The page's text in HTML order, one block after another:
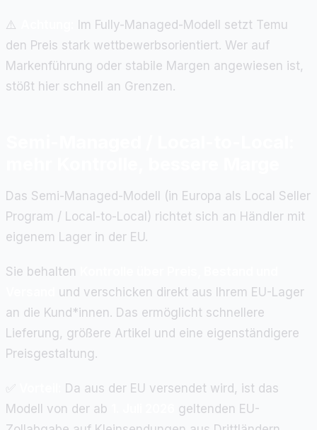
⚠️
Im Fully-Managed-Modell setzt Temu
den Preis stark wettbewerbsorientiert. Wer auf
Markenführung oder stabile Margen angewiesen ist,
stößt hier schnell an Grenzen.
Das Semi-Managed-Modell (in Europa als Local Seller
Program / Local-to-Local) richtet sich an Händler mit
eigenem Lager in der EU.
Sie behalten
und verschicken direkt aus Ihrem EU-Lager
an die Kund*innen. Das ermöglicht schnellere
Lieferung, größere Artikel und eine eigenständigere
Preisgestaltung.
Da aus der EU versendet wird, ist das
Modell von der ab
geltenden EU-